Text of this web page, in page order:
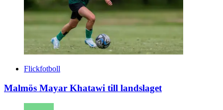
Flickfotboll
Malmös Mayar Khatawi till landslaget